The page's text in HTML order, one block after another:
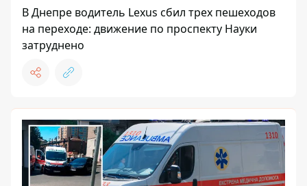
В Днепре водитель Lexus сбил трех пешеходов
на переходе: движение по проспекту Науки
затруднено